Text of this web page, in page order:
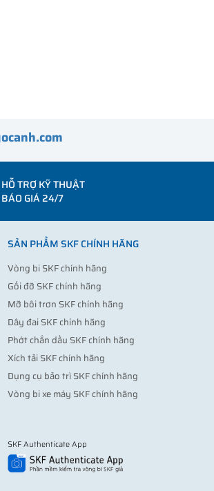
HỖ TRỢ KỸ THUẬT
BÁO GIÁ 24/7
SẢN PHẨM SKF CHÍNH HÃNG
Vòng bi SKF chính hãng
Gối đỡ SKF chính hãng
Mỡ bôi trơn SKF chính hãng
Dây đai SKF chính hãng
Phớt chắn dầu SKF chính hãng
Xích tải SKF chính hãng
Dụng cụ bảo trì SKF chính hãng
Vòng bi xe máy SKF chính hãng
SKF Authenticate App